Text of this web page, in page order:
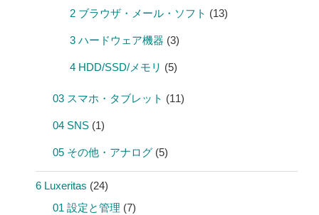
2 ブラウザ・メール・ソフト (13)
3 ハードウェア機器 (3)
4 HDD/SSD/メモリ (5)
03 スマホ・タブレット (11)
04 SNS (1)
05 その他・アナログ (5)
6 Luxeritas (24)
01 設定と管理 (7)